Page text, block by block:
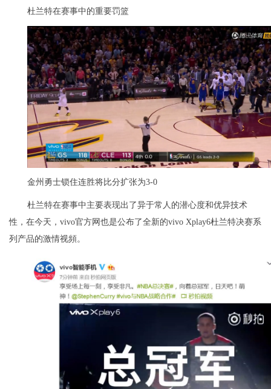
杜兰特在赛事中的重要罚篮
金州勇士锁住连胜将比分扩张为3-0
杜兰特在赛事中主要表现出了异于常人的潜心度和优异技术
性，在今天，vivo官方网也是公布了全新的vivo Xplay6杜兰特决赛系
列产品的激情视頻。